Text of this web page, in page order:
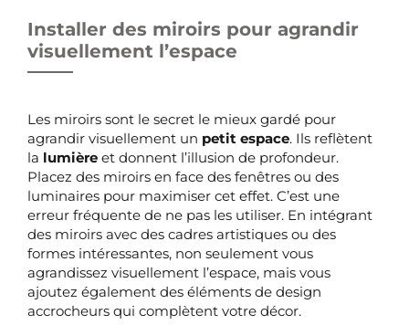
Installer des miroirs pour agrandir
visuellement l’espace
Les miroirs sont le secret le mieux gardé pour
agrandir visuellement un petit espace. Ils reflètent
la lumière et donnent l’illusion de profondeur.
Placez des miroirs en face des fenêtres ou des
luminaires pour maximiser cet effet. C’est une
erreur fréquente de ne pas les utiliser. En intégrant
des miroirs avec des cadres artistiques ou des
formes intéressantes, non seulement vous
agrandissez visuellement l’espace, mais vous
ajoutez également des éléments de design
accrocheurs qui complètent votre décor.